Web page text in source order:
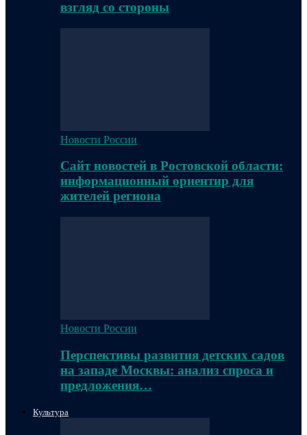
взгляд со стороны
Новости России
Сайт новостей в Ростовской области:
информационный ориентир для
жителей региона
Новости России
Перспективы развития детских садов
на западе Москвы: анализ спроса и
предложения…
Культура